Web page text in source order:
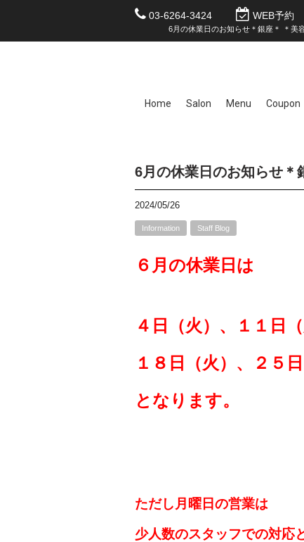
03-6264-3424 WEB予約
6月の休業日のお知らせ＊銀座＊ ＊美
Home Salon Menu Coupon
6月の休業日のお知らせ
2024/05/26
Information Staff Blog
６ 月の休業日は
４日（火）、１１日（
１８日（火）、２５日
となります。
ただし月曜日の営業は
少人数のスタッフでの対応